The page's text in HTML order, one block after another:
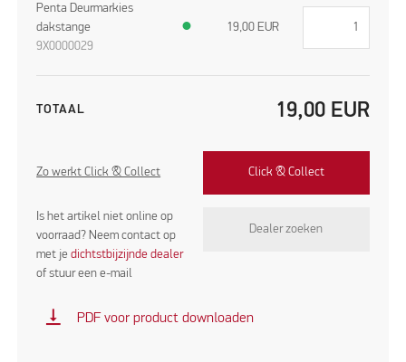
Penta Deurmarkies
dakstange
9X0000029
● 19,00 EUR
TOTAAL 19,00 EUR
Zo werkt Click & Collect Click & Collect
Is het artikel niet online op
voorraad? Neem contact op
met jedichtstbijzijnde dealer
of stuur een e-mail
Dealer zoeken
vertical_align_bottom PDF voor product downloaden